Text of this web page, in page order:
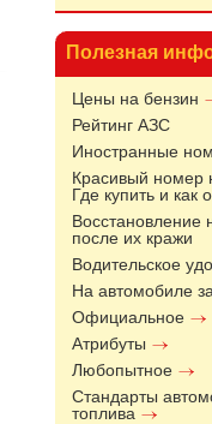
Полезная
Цены на бензин
Рейтинг АЗС
Иностранные
Красивый номер
Где купить и как
Восстановление
после их кражи
Водительское
На автомобиле
Официальное
Атрибуты
Любопытное
Стандарты
топлива